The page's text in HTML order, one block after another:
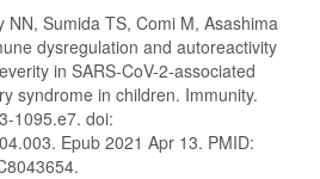
NN, Sumida TS, Comi M, Asashima
dysregulation and autoreactivity
in SARS-CoV-2-associated
syndrome in children. Immunity.
1095.e7. doi:
Epub 2021 Apr 13. PMID: